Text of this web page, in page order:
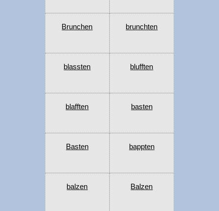
Brunchen brunchten
blassten blufften
blafften basten
Basten bappten
balzen Balzen